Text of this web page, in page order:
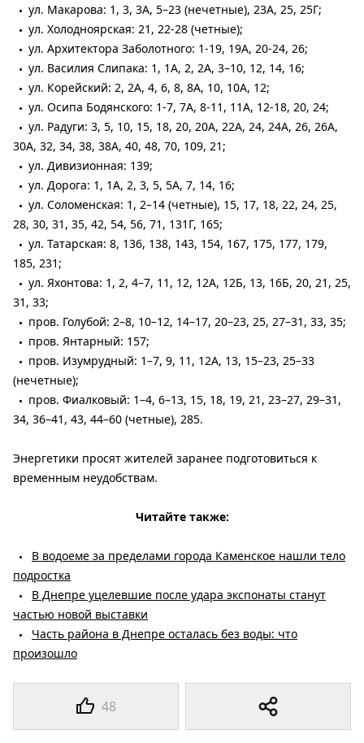
48
ул. Макарова: 1, 3, 3А, 5–23 (нечетные), 23А, 25, 25Г;
ул. Холодноярская: 21, 22-28 (четные);
ул. Архитектора Заболотного: 1-19, 19А, 20-24, 26;
ул. Василия Слипака: 1, 1А, 2, 2А, 3–10, 12, 14, 16;
ул. Корейский: 2, 2А, 4, 6, 8, 8А, 10, 10А, 12;
ул. Осипа Бодянского: 1-7, 7А, 8-11, 11А, 12-18, 20, 24;
ул. Радуги: 3, 5, 10, 15, 18, 20, 20А, 22А, 24, 24А, 26, 26А,
30А, 32, 34, 38, 38А, 40, 48, 70, 109, 21;
ул. Дивизионная: 139;
ул. Дорога: 1, 1А, 2, 3, 5, 5А, 7, 14, 16;
ул. Соломенская: 1, 2–14 (четные), 15, 17, 18, 22, 24, 25,
28, 30, 31, 35, 42, 54, 56, 71, 131Г, 165;
ул. Татарская: 8, 136, 138, 143, 154, 167, 175, 177, 179,
185, 231;
ул. Яхонтова: 1, 2, 4–7, 11, 12, 12А, 12Б, 13, 16Б, 20, 21, 25,
31, 33;
пров. Голубой: 2–8, 10–12, 14–17, 20–23, 25, 27–31, 33, 35;
пров. Янтарный: 157;
пров. Изумрудный: 1–7, 9, 11, 12А, 13, 15–23, 25–33
(нечетные);
пров. Фиалковый: 1–4, 6–13, 15, 18, 19, 21, 23–27, 29–31,
34, 36–41, 43, 44–60 (четные), 285.
Энергетики просят жителей заранее подготовиться к
временным неудобствам.
Читайте также:
В водоеме за пределами города Каменское нашли тело
подростка
В Днепре уцелевшие после удара экспонаты станут
частью новой выставки
Часть района в Днепре осталась без воды: что
произошло